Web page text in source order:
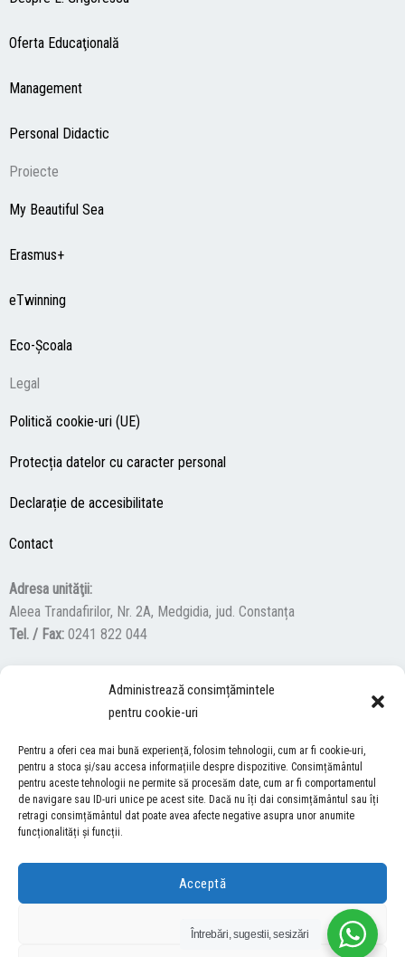
Administrează consimțămintele
pentru cookie-uri
Pentru a oferi cea mai bună experiență, folosim tehnologii, cum ar fi cookie-uri,
pentru a stoca și/sau accesa informațiile despre dispozitive. Consimțământul
pentru aceste tehnologii ne permite să procesăm date, cum ar fi comportamentul
de navigare sau ID-uri unice pe acest site. Dacă nu îți dai consimțământul sau îți
retragi consimțământul dat poate avea afecte negative asupra unor anumite
funcționalități și funcții.
Acceptă
Refuză
Oferta Educaţională
Management
Personal Didactic
Proiecte
My Beautiful Sea
Erasmus+
eTwinning
Eco-Şcoala
Legal
Politică cookie-uri (UE)
Protecția datelor cu caracter personal
Declarație de accesibilitate
Contact
Adresa unităţii:
Aleea Trandafirilor, Nr. 2A, Medgidia, jud. Constanța
Tel. / Fax: 0241 822 044
F
a
c
e
b
o
k
Y
u
t
u
b
I
s
t
a
g
a
ACCES NEVĂZĂTORI
Descărcați programul NonVisual Desktop Acces, care oferă
persoanelor cu dizabilități vizuale posibilitatea de a consulta site-ul
COPYRIGHT © 2026 ŞCOALA GIMNAZIALĂ “LUCIAN GRIGORESCU” MEDGIDIA
Întrebări, sugestii, sesizări